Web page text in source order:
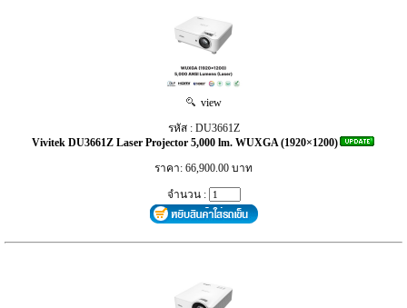
view
รหัส : DU3661Z
Vivitek DU3661Z Laser Projector 5,000 lm. WUXGA (1920×1200)
ราคา: 66,900.00 บาท
จำนวน :